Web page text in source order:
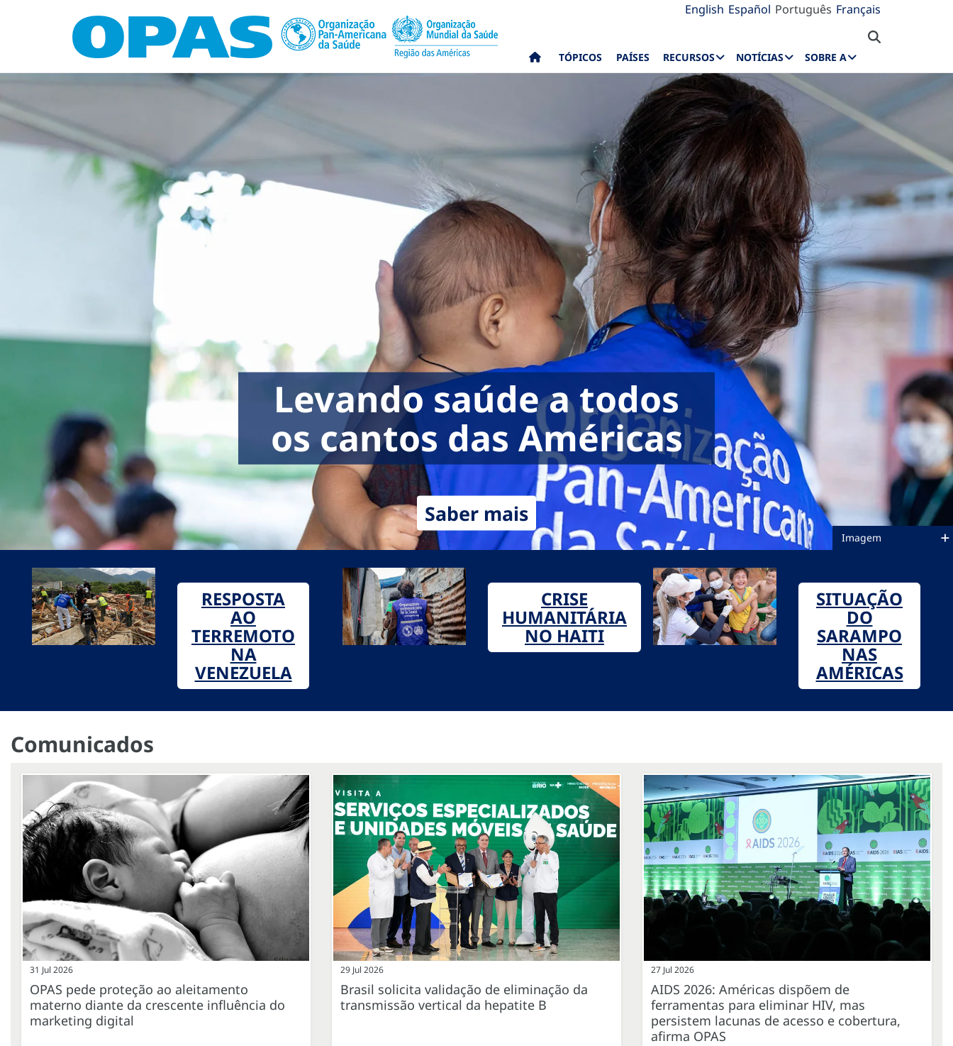
English Español Português Français
TÓPICOS PAÍSES RECURSOS NOTÍCIAS SOBRE A
Levando saúde a todos
os cantos das Américas
Saber mais
Imagem
RESPOSTA
AO
TERREMOTO
NA
VENEZUELA
CRISE
HUMANITÁRIA
NO HAITI
SITUAÇÃO
DO
SARAMPO
NAS
AMÉRICAS
Comunicados
31 Jul 2026
OPAS pede proteção ao aleitamento
materno diante da crescente influência do
marketing digital
29 Jul 2026
Brasil solicita validação de eliminação da
transmissão vertical da hepatite B
27 Jul 2026
AIDS 2026: Américas dispõem de
ferramentas para eliminar HIV, mas
persistem lacunas de acesso e cobertura,
afirma OPAS